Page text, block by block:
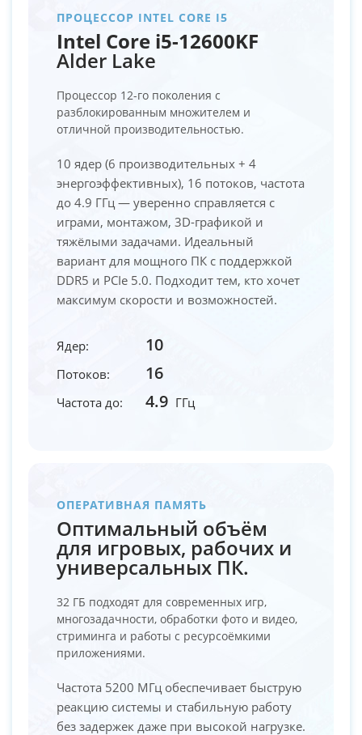
ПРОЦЕССОР INTEL CORE I5
Intel Core i5-12600KF
Alder Lake
Процессор 12-го поколения с
разблокированным множителем и
отличной производительностью.
10 ядер (6 производительных + 4
энергоэффективных), 16 потоков, частота
до 4.9 ГГц — уверенно справляется с
играми, монтажом, 3D-графикой и
тяжёлыми задачами. Идеальный
вариант для мощного ПК с поддержкой
DDR5 и PCIe 5.0. Подходит тем, кто хочет
максимум скорости и возможностей.
Ядер: 10
Потоков: 16
Частота до: 4.9 ГГц
ОПЕРАТИВНАЯ ПАМЯТЬ
Оптимальный объём
для игровых, рабочих и
универсальных ПК.
32 ГБ подходят для современных игр,
многозадачности, обработки фото и видео,
стриминга и работы с ресурсоёмкими
приложениями.
Частота 5200 МГц обеспечивает быструю
реакцию системы и стабильную работу
без задержек даже при высокой нагрузке.